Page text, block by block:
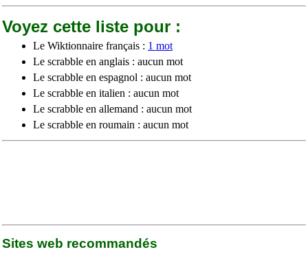
Voyez cette liste pour :
Le Wiktionnaire français : 1 mot
Le scrabble en anglais : aucun mot
Le scrabble en espagnol : aucun mot
Le scrabble en italien : aucun mot
Le scrabble en allemand : aucun mot
Le scrabble en roumain : aucun mot
Sites web recommandés